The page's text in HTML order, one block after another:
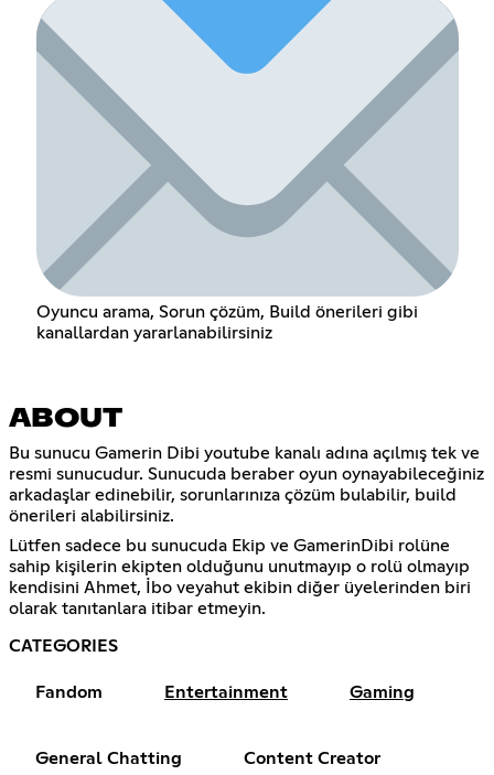
Oyuncu arama, Sorun çözüm, Build önerileri gibi
kanallardan yararlanabilirsiniz
ABOUT
Bu sunucu Gamerin Dibi youtube kanalı adına açılmış tek ve
resmi sunucudur. Sunucuda beraber oyun oynayabileceğiniz
arkadaşlar edinebilir, sorunlarınıza çözüm bulabilir, build
önerileri alabilirsiniz.
Lütfen sadece bu sunucuda Ekip ve GamerinDibi rolüne
sahip kişilerin ekipten olduğunu unutmayıp o rolü olmayıp
kendisini Ahmet, İbo veyahut ekibin diğer üyelerinden biri
olarak tanıtanlara itibar etmeyin.
CATEGORIES
Fandom Entertainment Gaming
General Chatting Content Creator